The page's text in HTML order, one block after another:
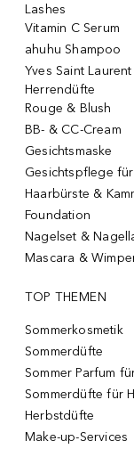
Lashes
Vitamin C Serum
ahuhu Shampoo
Yves Saint Laurent
Herrendüfte
Rouge & Blush
BB- & CC-Cream
Gesichtsmaske
Gesichtspflege
Haarbürste &
Foundation
Nagelset &
Mascara &
TOP THEMEN
Sommerkosmetik
Sommerdüfte
Sommer Parfum
Sommerdüfte für
Herbstdüfte
Make-up-Services